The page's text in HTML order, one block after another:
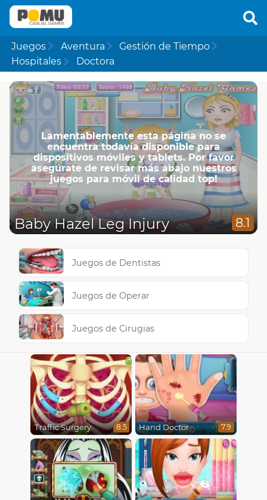
Juegos Aventura
Gestión de Tiempo
Hospitales
Doctora
Lamentablemente esta página no se
encuentra todavía disponible para
dispositivos móviles y tablets. Por favor
asegúrate de revisar más abajo nuestros
juegos para móvil de calidad top!
Baby Hazel Leg Injury 8.1
Juegos de Dentistas
Juegos de Operar
Juegos de Cirugias
Traffic Surgery 8.5 Hand Doctor 7.9